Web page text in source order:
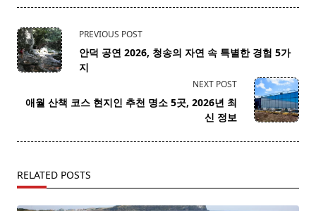
<span
class="nav-
subtitle
reader-
PREVIOUS POST
안덕 공연 2026, 청송의 자연 속 특별한 경험 5가
지
NEXT POST
애월 산책 코스 현지인 추천 명소 5곳, 2026년 최
신 정보
RELATED POSTS